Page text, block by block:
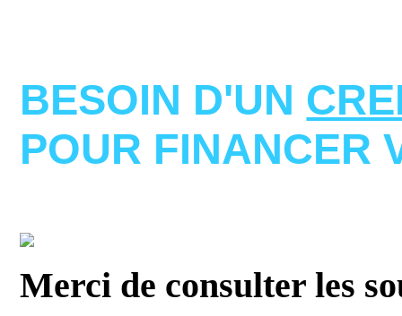
BESOIN D'UN
POUR FINANCER
Merci de consulter les